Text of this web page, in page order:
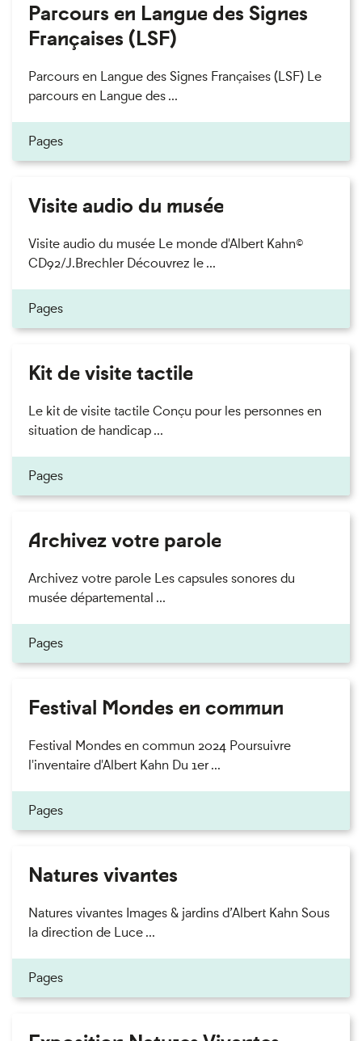
Parcours en Langue des Signes
Françaises (LSF)
Parcours en Langue des Signes Françaises (LSF) Le
parcours en Langue des ...
Pages
Visite audio du musée
Visite audio du musée Le monde d'Albert Kahn©
CD92/J.Brechler Découvrez le ...
Pages
Kit de visite tactile
Le kit de visite tactile Conçu pour les personnes en
situation de handicap ...
Pages
Archivez votre parole
Archivez votre parole Les capsules sonores du
musée départemental ...
Pages
Festival Mondes en commun
Festival Mondes en commun 2024 Poursuivre
l'inventaire d'Albert Kahn Du 1er ...
Pages
Natures vivantes
Natures vivantes Images & jardins d’Albert Kahn Sous
la direction de Luce ...
Pages